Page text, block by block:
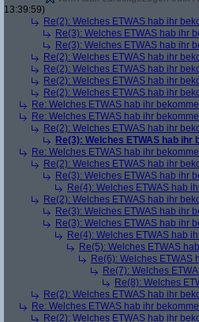
13:39:59)
Re(2): Welches ETWAS hab ihr
Re(3): Welches ETWAS hab ihr
Re(3): Welches ETWAS hab ihr
Re(2): Welches ETWAS hab ihr
Re(2): Welches ETWAS hab ihr
Re(2): Welches ETWAS hab ihr
Re(2): Welches ETWAS hab ihr
Re: Welches ETWAS hab ihr
Re: Welches ETWAS hab ihr
Re(2): Welches ETWAS hab ihr
Re(3): Welches ETWAS hab ihr
Re: Welches ETWAS hab ihr
Re(2): Welches ETWAS hab ihr
Re(3): Welches ETWAS hab ihr
Re(4): Welches ETWAS hab
Re(2): Welches ETWAS hab ihr
Re(3): Welches ETWAS hab ihr
Re(3): Welches ETWAS hab ihr
Re(4): Welches ETWAS hab
Re(5): Welches ETWAS
Re(6): Welches ETWAS
Re(7): Welches
Re(8): Welches
Re(2): Welches ETWAS hab ihr
Re: Welches ETWAS hab ihr
Re(2): Welches ETWAS hab ihr